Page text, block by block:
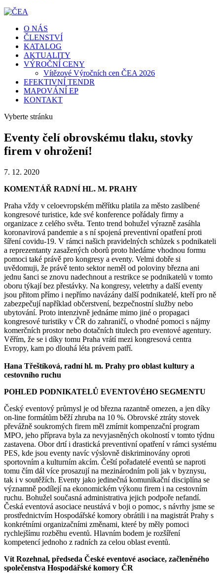
O NÁS
ČLENSTVÍ
KATALOG
AKTUALITY
VÝROČNÍ CENY
Vítězové Výročních cen ČEA 2026
EFEKTIVNÍ TENDR
MAPOVÁNÍ EP
KONTAKT
Vyberte stránku
Eventy čelí obrovskému tlaku, stovky
firem v ohrožení!
7. 12. 2020
KOMENTÁŘ RADNÍ HL. M. PRAHY
Praha vždy v celoevropském měřítku platila za město zaslíbené
kongresové turistice, kde své konference pořádaly firmy a
organizace z celého světa. Tento trend bohužel výrazně zasáhla
koronavirová pandemie a s ní spojená preventivní opatření proti
šíření covidu-19. V rámci našich pravidelných schůzek s podnikateli
a reprezentanty zasažených oborů proto hledáme vhodnou formu
pomoci také právě pro kongresy a eventy. Velmi dobře si
uvědomuji, že právě tento sektor neměl od poloviny března ani
jednu šanci se znovu nadechnout a restrikce se podnikatelů v tomto
oboru týkají bez přestávky. Na kongresy, veletrhy a další eventy
jsou přitom přímo i nepřímo navázány další podnikatelé, kteří pro ně
zabezpečují například občerstvení, bezpečnostní služby nebo
ubytování. Proto intenzivně jednáme mimo jiné o propagaci
kongresové turistiky v ČR do zahraničí, o vhodné pomoci s nájmy
komerčních prostor nebo dotačních titulech pro eventové agentury.
Věřím, že se i díky tomu Praha vrátí mezi kongresová centra
Evropy, kam po dlouhá léta právem patří.
Hana Třeštíková, radní hl. m. Prahy pro oblast kultury a
cestovního ruchu
POHLED PODNIKATELŮ EVENTOVÉHO SEGMENTU
Český eventový průmysl je od března razantně omezen, a jen díky
on-line formátům běží zhruba na 10 %. Obrovské ztráty stovek
převážně soukromých firem měl zmírnit kompenzační program
MPO, jeho příprava byla za nevyjasněných okolností v tomto týdnu
zastavena. Obor drtí i drastická preventivní opatření v rámci systému
PES, kde jsou eventy navíc výslovně diskriminovány oproti
sportovním a kulturním akcím. Čeští pořadatelé eventů se naproti
tomu čím dál více prosazují na mezinárodním poli jak v byznysu,
tak i v soutěžích. Eventy jako jedinečná komunikační disciplína se
významně podílejí na ekonomickém výkonu firem i na cestovním
ruchu. Bohužel současná administrativa jejich podpoře nefandí.
Česká eventová asociace neustává v boji o pomoc, s návrhy jsme se
prostřednictvím Hospodářské komory obrátili i na magistrát Prahy s
konkrétními organizačními změnami, které by měly pomoci
rychlejšímu rozběhu eventů. Hlavním bodem je rozšíření
kompetencí jednoho z radních za celou oblast eventů.
Vít Rozehnal, předseda České eventové asociace, začleněného
společenstva Hospodářské komory ČR